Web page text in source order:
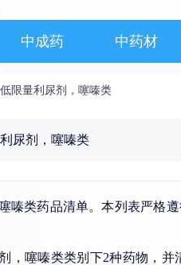
中成药 中药材
低限量利尿剂，噻嗪类
尿剂，噻嗪类
嗪类药品清单。本列表严格
，噻嗪类类别下2种药物，